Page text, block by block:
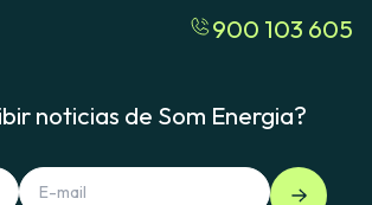
900 103 605
noticias de Som Energia?